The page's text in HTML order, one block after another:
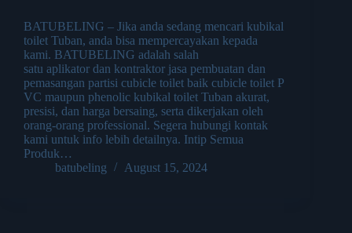
BATUBELING – Jika anda sedang mencari kubikal
toilet Tuban, anda bisa mempercayakan kepada
kami. BATUBELING adalah salah
satu aplikator dan kontraktor jasa pembuatan dan
pemasangan partisi cubicle toilet baik cubicle toilet P
VC maupun phenolic kubikal toilet Tuban akurat,
presisi, dan harga bersaing, serta dikerjakan oleh
orang-orang professional. Segera hubungi kontak
kami untuk info lebih detailnya. Intip Semua
Produk…
batubeling
August 15, 2024